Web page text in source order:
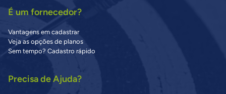
É um fornecedor?
Vantagens em cadastrar
Veja as opções de planos
Sem tempo? Cadastro rápido
Precisa de Ajuda?